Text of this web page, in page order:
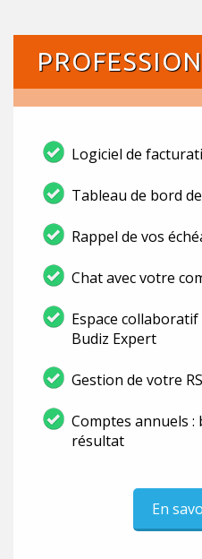
Logiciel de
Tableau de bord
Rappel de vos
Chat avec votre
Espace
Budiz Expert
Gestion de votre
Comptes annuels :
résultat
En